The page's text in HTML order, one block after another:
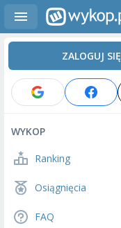
ZALOGUJ SIĘ
WYKOP
Ranking
Osiągnięcia
FAQ